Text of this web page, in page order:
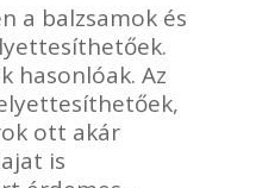
a balzsamok és
hasonlóak. Az
ott akár
is